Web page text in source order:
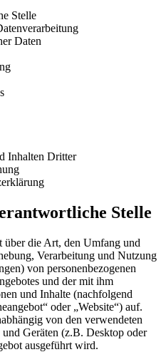
Stelle
Daten
Inhalten Dritter
Stelle
über die Art, den Umfang und
Verarbeitung und Nutzung
von personenbezogenen
und der mit ihm
und Inhalte (nachfolgend
oder „Website“) auf.
von den verwendeten
Geräten (z.B. Desktop oder
ausgeführt wird.